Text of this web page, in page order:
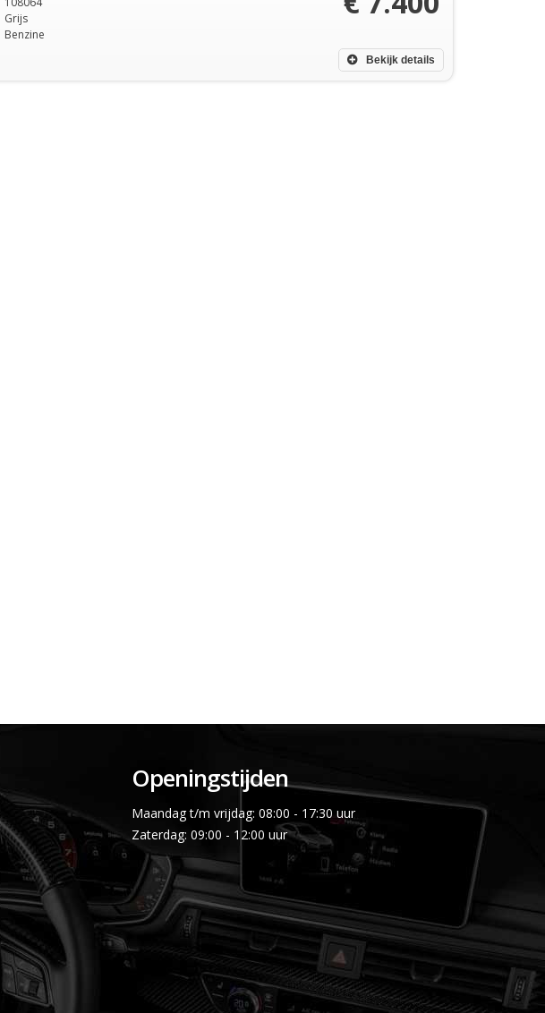
Grijs
Benzine
Bekijk details
Openingstijden
Maandag t/m vrijdag: 08:00 - 17:30 uur
Zaterdag: 09:00 - 12:00 uur